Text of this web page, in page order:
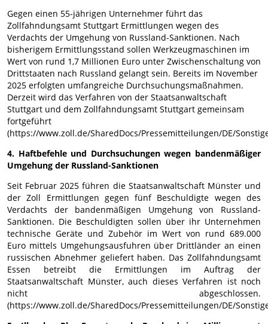
Gegen einen 55-jährigen Unternehmer führt das
Zollfahndungsamt Stuttgart Ermittlungen wegen des
Verdachts der Umgehung von Russland-Sanktionen. Nach
bisherigem Ermittlungsstand sollen Werkzeugmaschinen im
Wert von rund 1,7 Millionen Euro unter Zwischenschaltung von
Drittstaaten nach Russland gelangt sein. Bereits im November
2025 erfolgten umfangreiche Durchsuchungsmaßnahmen.
Derzeit wird das Verfahren von der Staatsanwaltschaft
Stuttgart und dem Zollfahndungsamt Stuttgart gemeinsam
fortgeführt
(https://www.zoll.de/SharedDocs/Pressemitteilungen/DE/
4. Haftbefehle und Durchsuchungen wegen bandenmäßiger
Umgehung der Russland-Sanktionen
Seit Februar 2025 führen die Staatsanwaltschaft Münster und
der Zoll Ermittlungen gegen fünf Beschuldigte wegen des
Verdachts der bandenmäßigen Umgehung von Russland-
Sanktionen. Die Beschuldigten sollen über ihr Unternehmen
technische Geräte und Zubehör im Wert von rund 689.000
Euro mittels Umgehungsausfuhren über Drittländer an einen
russischen Abnehmer geliefert haben. Das Zollfahndungsamt
Essen betreibt die Ermittlungen im Auftrag der
Staatsanwaltschaft Münster, auch dieses Verfahren ist noch
nicht abgeschlossen.
(https://www.zoll.de/SharedDocs/Pressemitteilungen/DE/